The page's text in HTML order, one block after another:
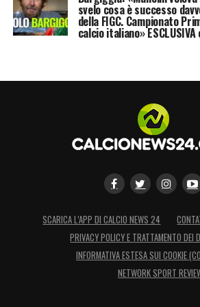
svelo cosa è successo
della FIGC. Campionato
calcio italiano» ESCLUSIVA
SCARICA L’APP DI CALCIO NEWS 24
PRIVACY POLICY E TRATTAMENTO DEI
INFORMATIVA ESTESA SUI COOKIE
NETWORK SPORT